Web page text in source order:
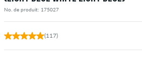
No. de produit: 175027
(117)